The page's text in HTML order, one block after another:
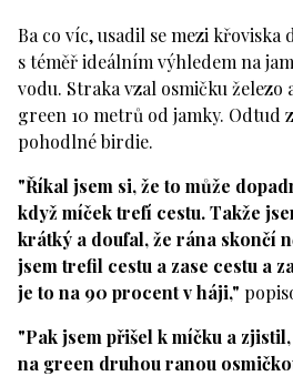
Ba co víc, usadil se mezi křoviska
s téměř ideálním výhledem na
vodu. Straka vzal osmičku železo
green 10 metrů od jamky. Odtud
pohodlné birdie.
"Říkal jsem si, že to může
když míček trefí cestu. Takže
krátký a doufal, že rána skončí
jsem trefil cestu a zase cestu a
je to na 90 procent v háji,"
"Pak jsem přišel k míčku a
na green druhou ranou